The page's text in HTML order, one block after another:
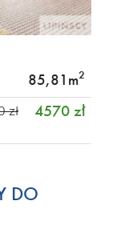
85,81m2
4570 zł
zł
DO